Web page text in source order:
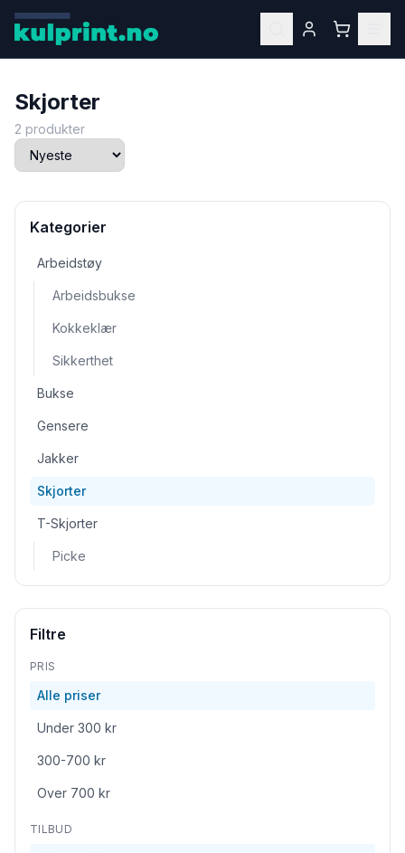
Skjorter
2 produkter
Kategorier
Arbeidstøy
Arbeidsbukse
Kokkeklær
Sikkerthet
Bukse
Gensere
Jakker
Skjorter
T-Skjorter
Picke
Filtre
PRIS
Alle priser
Under 300 kr
300-700 kr
Over 700 kr
TILBUD